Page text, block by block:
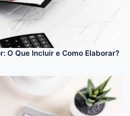
O Que Incluir e Como Elaborar?